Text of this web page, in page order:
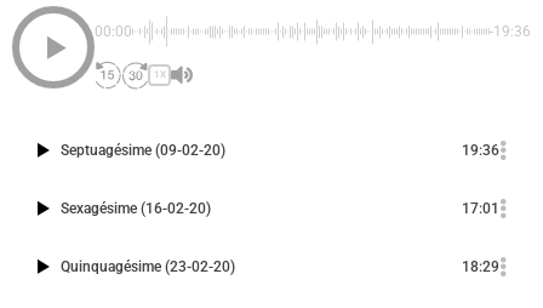
00:00 -19:36
1X
Septuagésime (09-02-20) 19:36
Sexagésime (16-02-20) 17:01
Quinquagésime (23-02-20) 18:29